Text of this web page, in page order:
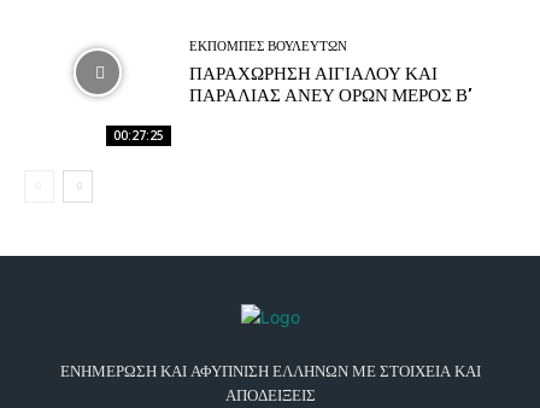
00:27:25
ΕΚΠΟΜΠΕΣ ΒΟΥΛΕΥΤΩΝ
ΠΑΡΑΧΩΡΗΣΗ ΑΙΓΙΑΛΟΥ ΚΑΙ
ΠΑΡΑΛΙΑΣ ΑΝΕΥ ΟΡΩΝ ΜΕΡΟΣ Β’
ΕΝΗΜΕΡΩΣΗ ΚΑΙ ΑΦΥΠΝΙΣΗ ΕΛΛΗΝΩΝ ΜΕ ΣΤΟΙΧΕΙΑ ΚΑΙ
ΑΠΟΔΕΙΞΕΙΣ